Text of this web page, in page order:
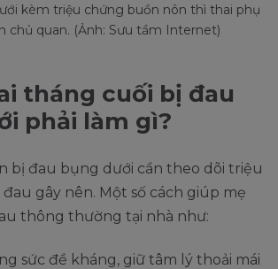
kèm triệu chứng buồn nôn thì thai phụ
chủ quan. (Ảnh: Sưu tầm Internet)
tháng cuối bị đau
phải làm gì?
bị đau bụng dưới cần theo dõi triệu
gây nên. Một số cách giúp mẹ
thông thường tại nhà như:
sức đề kháng, giữ tâm lý thoải mái